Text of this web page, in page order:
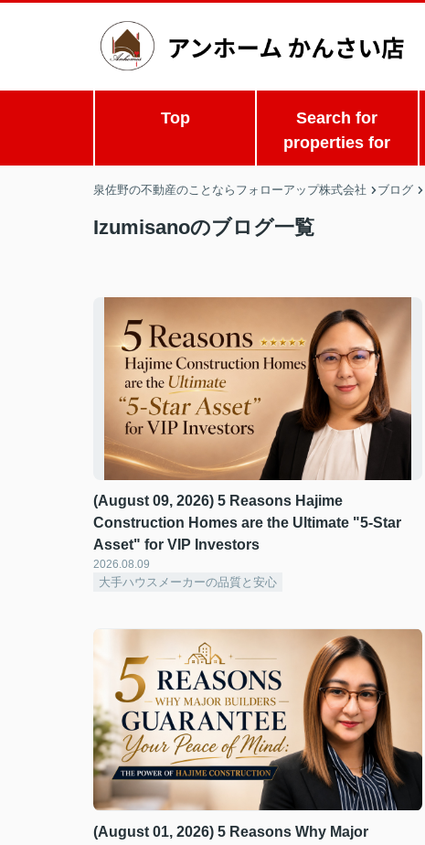
Top
Search for
properties for
泉佐野の不動産のことならフォローアップ株式会社 ブログ
Izumisanoのブログ一覧
(August 09, 2026) 5 Reasons Hajime
Construction Homes are the Ultimate "5-Star
Asset" for VIP Investors
2026.08.09
大手ハウスメーカーの品質と安心
(August 01, 2026) 5 Reasons Why Major